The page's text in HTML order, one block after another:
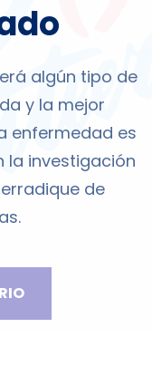
algún tipo de
y la mejor
enfermedad es
la investigación
de